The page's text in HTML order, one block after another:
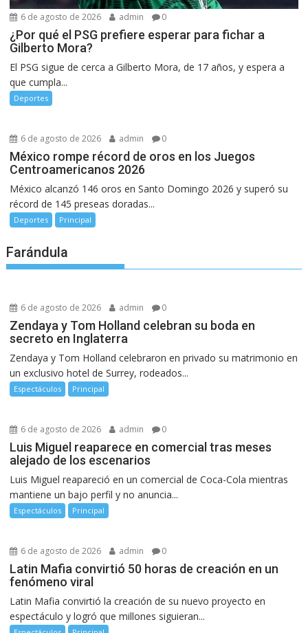
6 de agosto de 2026 admin 0
¿Por qué el PSG prefiere esperar para fichar a
Gilberto Mora?
El PSG sigue de cerca a Gilberto Mora, de 17 años, y espera a
que cumpla...
Deportes
6 de agosto de 2026 admin 0
México rompe récord de oros en los Juegos
Centroamericanos 2026
México alcanzó 146 oros en Santo Domingo 2026 y superó su
récord de 145 preseas doradas...
Deportes Principal
Farándula
6 de agosto de 2026 admin 0
Zendaya y Tom Holland celebran su boda en
secreto en Inglaterra
Zendaya y Tom Holland celebraron en privado su matrimonio en
un exclusivo hotel de Surrey, rodeados...
Espectáculos Principal
6 de agosto de 2026 admin 0
Luis Miguel reaparece en comercial tras meses
alejado de los escenarios
Luis Miguel reapareció en un comercial de Coca-Cola mientras
mantiene un bajo perfil y no anuncia...
Espectáculos Principal
6 de agosto de 2026 admin 0
Latin Mafia convirtió 50 horas de creación en un
fenómeno viral
Latin Mafia convirtió la creación de su nuevo proyecto en
espectáculo y logró que millones siguieran...